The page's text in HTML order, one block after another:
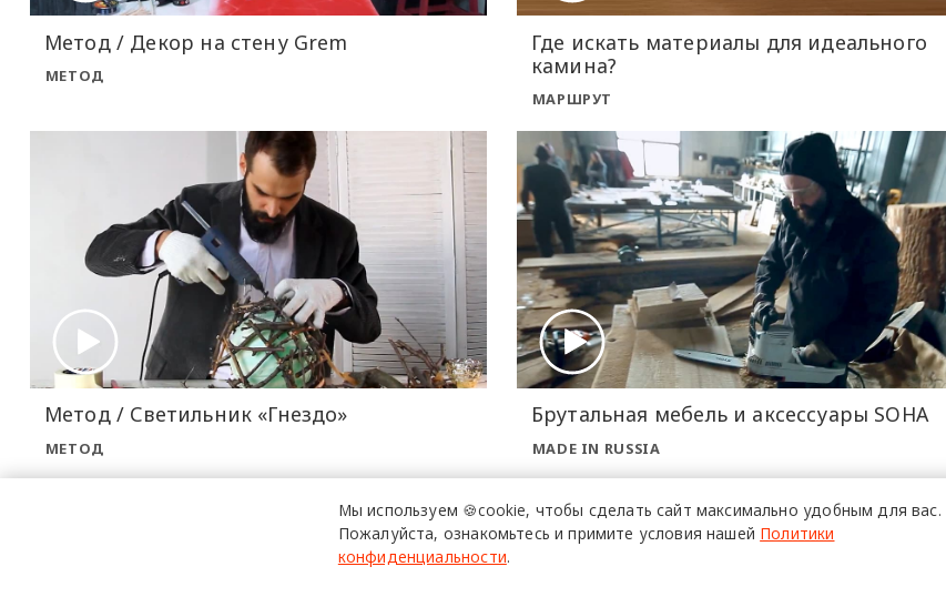
Метод / Декор на стену Grem
МЕТОД
Где искать материалы для идеального
камина?
МАРШРУТ
Метод / Светильник «Гнездо»
МЕТОД
Брутальная мебель и аксессуары SOHA
MADE IN RUSSIA
Мы используем 🍪cookie, чтобы сделать сайт максимально удобным для вас.
Пожалуйста, ознакомьтесь и примите условия нашей Политики
конфиденциальности.